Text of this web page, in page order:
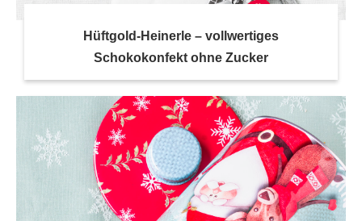
Hüftgold-Heinerle – vollwertiges
Schokokonfekt ohne Zucker